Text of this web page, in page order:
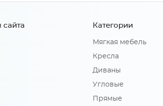
сайта Категории
Мягкая мебель
Кресла
Диваны
Угловые
Прямые